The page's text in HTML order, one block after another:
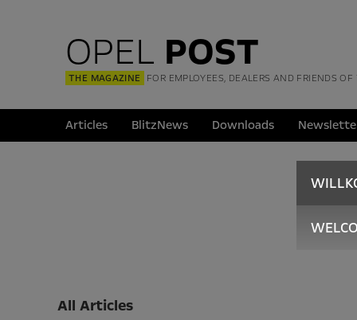
OPEL POST
THE MAGAZINE FOR EMPLOYEES, DEALERS AND FRIENDS
Articles BlitzNews Downloads
All Articles